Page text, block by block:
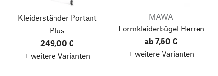
Kleiderständer Portant
Plus
249,00 €
+ weitere Varianten
MAWA
Formkleiderbügel Herren
ab 7,50 €
+ weitere Varianten